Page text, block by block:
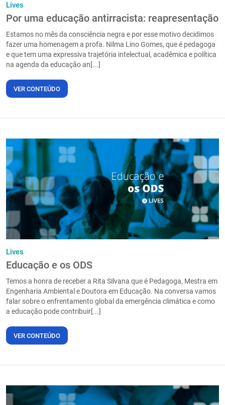
Lives
Por uma educação antirracista: reapresentação
Estamos no mês da consciência negra e por esse motivo decidimos
fazer uma homenagem a profa. Nilma Lino Gomes, que é pedagoga
e que tem uma expressiva trajetória intelectual, acadêmica e política
na agenda da educação an[...]
VER CONTEÚDO
Lives
Educação e os ODS
Temos a honra de receber a Rita Silvana que é Pedagoga, Mestra em
Engenharia Ambiental e Doutora em Educação. Na conversa vamos
falar sobre o enfrentamento global da emergência climática e como
a educação pode contribuir[...]
VER CONTEÚDO